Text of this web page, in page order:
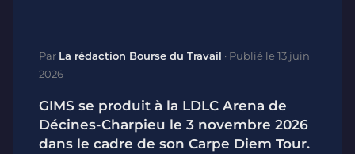
Par La rédaction Bourse du Travail · Publié le 13 juin
2026
GIMS se produit à la LDLC Arena de
Décines-Charpieu le 3 novembre 2026
dans le cadre de son Carpe Diem Tour.